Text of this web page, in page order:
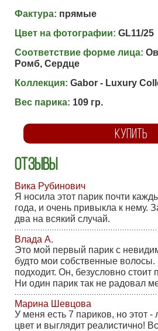
Фактура: прямые
Цвет на фотографии: GL11/25
Соответствие форме лица:
Ромб, Сердце
Коллекция: Gabor - Luxury
Вес парика: 109 гр.
КУПИТЬ
Отзывы
Вика Рубинович
Я носила этот парик почти
года, и очень привыкла к нему.
два на всякий случай.
Влада А.
Это мой первый парик с
будто мои собственные
подходит. Он, безусловно стоит
Ни один парик так не радовал
Марина Шевцова
У меня есть 7 париков, но этот
цвет и выглядит реалистично!